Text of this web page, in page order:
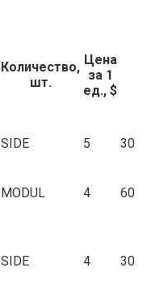
Количество,
шт.
Цена
за 1
ед., $
SIDE 5 30
MODUL 4 60
SIDE 4 30